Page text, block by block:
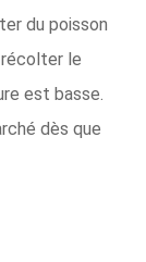
du poisson
le
est basse.
dès que